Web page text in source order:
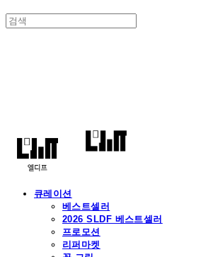
큐레이션
베스트셀러
2026 SLDF 베스트셀러
프로모션
리퍼마켓